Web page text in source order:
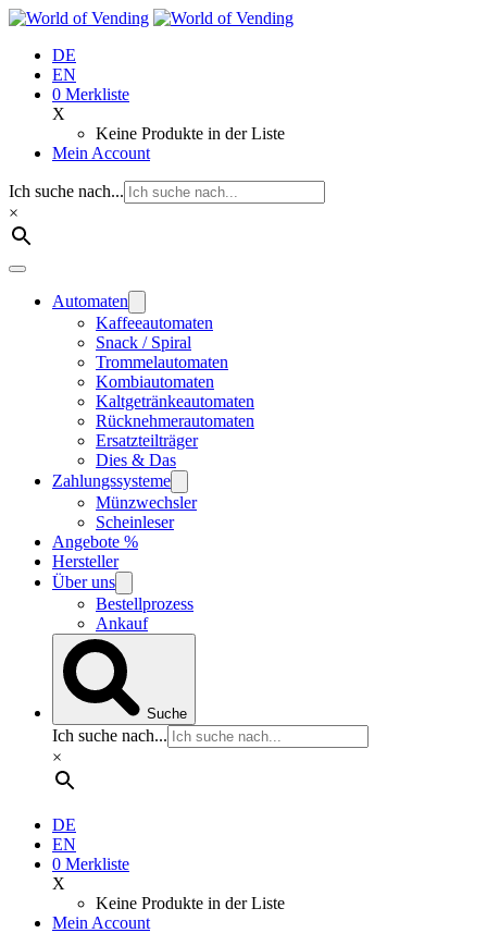
Zum
springen
DE
EN
0 Merkliste
X
Keine Produkte in der Liste
Mein Account
Ich suche nach...
×
Automaten
Kaffeeautomaten
Snack / Spiral
Trommelautomaten
Kombiautomaten
Kaltgetränkeautomaten
Rücknehmerautomaten
Ersatzteilträger
Dies & Das
Zahlungssysteme
Münzwechsler
Scheinleser
Angebote %
Hersteller
Über uns
Bestellprozess
Ankauf
Suche
Ich suche nach...
×
DE
EN
0 Merkliste
X
Keine Produkte in der Liste
Mein Account